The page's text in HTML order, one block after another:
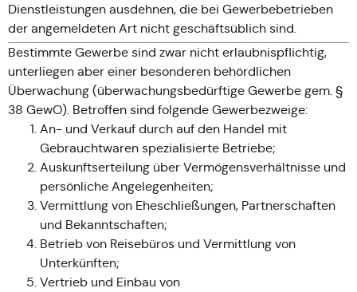
Dienstleistungen ausdehnen, die bei Gewerbebetrieben
der angemeldeten Art nicht geschäftsüblich sind.
Bestimmte Gewerbe sind zwar nicht erlaubnispflichtig,
unterliegen aber einer besonderen behördlichen
Überwachung (überwachungsbedürftige Gewerbe gem. §
38 GewO). Betroffen sind folgende Gewerbezweige:
An- und Verkauf durch auf den Handel mit
Gebrauchtwaren spezialisierte Betriebe;
Auskunftserteilung über Vermögensverhältnisse und
persönliche Angelegenheiten;
Vermittlung von Eheschließungen, Partnerschaften
und Bekanntschaften;
Betrieb von Reisebüros und Vermittlung von
Unterkünften;
Vertrieb und Einbau von